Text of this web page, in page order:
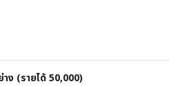
าง (รายได้ 50,000)